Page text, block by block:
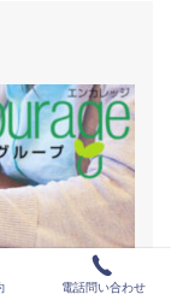
電話問い合わせ